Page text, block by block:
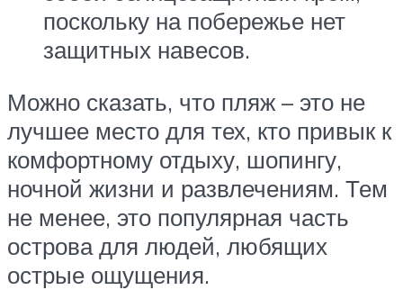
поскольку на побережье нет
защитных навесов.
Можно сказать, что пляж – это не
лучшее место для тех, кто привык к
комфортному отдыху, шопингу,
ночной жизни и развлечениям. Тем
не менее, это популярная часть
острова для людей, любящих
острые ощущения.